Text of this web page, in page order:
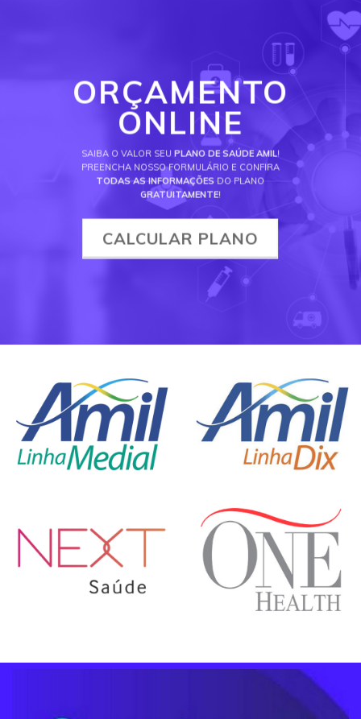
ORÇAMENTO
ONLINE
SAIBA O VALOR SEU PLANO DE SAÚDE AMIL!
PREENCHA NOSSO FORMULÁRIO E CONFIRA
TODAS AS INFORMAÇÕES DO PLANO
GRATUITAMENTE!
CALCULAR PLANO